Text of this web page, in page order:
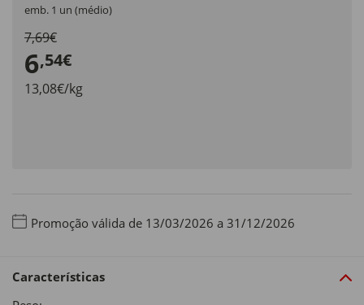
emb. 1 un (médio)
7,69€
6,54€
13,08€/kg
Promoção válida de 13/03/2026 a 31/12/2026
Características